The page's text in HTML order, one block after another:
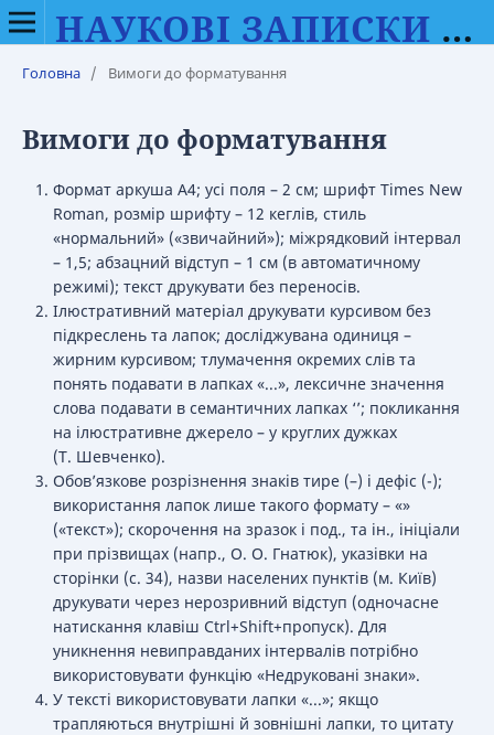
НАУКОВІ ЗАПИСКИ ВІННИЦЬКОГО ДЕРЖАВНОГО ПЕДАГОГІЧНОГО УНІВЕРСИТЕТУ ІМЕНІ МИХАЙЛА КОЦЮБИНСЬКОГО. СЕРІЯ: ФІЛОЛОГІЯ (МОВОЗНАВСТВО)
Головна / Вимоги до форматування
Вимоги до форматування
Формат аркуша А4; усі поля – 2 см; шрифт Times New
Roman, розмір шрифту – 12 кеглів, стиль
«нормальний» («звичайний»); міжрядковий інтервал
– 1,5; абзацний відступ – 1 см (в автоматичному
режимі); текст друкувати без переносів.
Ілюстративний матеріал друкувати курсивом без
підкреслень та лапок; досліджувана одиниця –
жирним курсивом; тлумачення окремих слів та
понять подавати в лапках «...», лексичне значення
слова подавати в семантичних лапках ‘’; покликання
на ілюстративне джерело – у круглих дужках
(Т. Шевченко).
Обов’язкове розрізнення знаків тире (–) і дефіс (-);
використання лапок лише такого формату – «»
(«текст»); скорочення на зразок і под., та ін., ініціали
при прізвищах (напр., О. О. Гнатюк), указівки на
сторінки (с. 34), назви населених пунктів (м. Київ)
друкувати через нерозривний відступ (одночасне
натискання клавіш Ctrl+Shift+пропуск). Для
уникнення невиправданих інтервалів потрібно
використовувати функцію «Недруковані знаки».
У тексті використовувати лапки «...»; якщо
трапляються внутрішні й зовнішні лапки, то цитату